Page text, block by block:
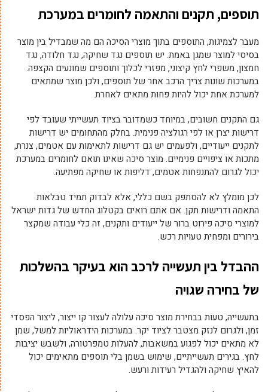
תוספים, תקנים והתאמה לחומרים במערכת
מעבר לצמיגות, התוספים בתוך מוצרי הסיכה הם מה שמבדיל בין מוצר
בסיסי למוצר שמגן באמת. יש תוספים נגד שחיקה, נגד חלודה, נגד
חמצון, משפרי לחץ קיצוני, מפזרי לכלוך ותוספים שמונעים הקצפה.
במערכות שונות צריך הרכב אחר של תוספים, ולכן מוצר שמתאים
למערכת אחת יכול להיות פחות מתאים לאחרת.
גם התקנים חשובים, במיוחד כשמדובר בציוד תעשייתי שעובד לפי
דרישות יצרן או לפי רגולציה פנימית. בחלק מהתחומים יש דרישות
לתקנים ייעודיים, ולפעמים יש גם דרישות לתאימות עם אטמים, צנרת,
מתכות או ציפויים פנימיים. מוצר סיכה שאינו תואם לחומרים במערכת
יכול לגרום להתנפחות אטמים, דליפות או שחיקה מפתיעה.
לכן מומלץ לא להסתפק בשם כללי, אלא לבדוק תמיד טבלאות
התאמה ודרישות תקן. אם אתם רואים בקטלוג החדש של גדות ישראל
למוצרי סיכה פירוט ברור של ייעודים ותקנים, זה כלי עבודה שמקצר
בירורים ומפחית טעויות רכש.
ההבדל בין תעשייה לרכב הוא בעיקר בהשלכות
של בחירה שגויה
בתעשייה, טעות בבחירת מוצר סיכה עלולה לעצור קו ייצור, ליצור הפסדי
זמן, ולגרום לנזק מצטבר לציוד יקר. במערכות הידראוליות למשל, שמן
לא מתאים יכול לפגוע במשאבות, להעלות טמפרטורה, ולשבש יציבות
לחץ. בגירים תעשייתיים, שימוש בשמן בלי תוספים מתאימים יכול
להאיץ שחיקה ולהגדיל רעידות ורעש.